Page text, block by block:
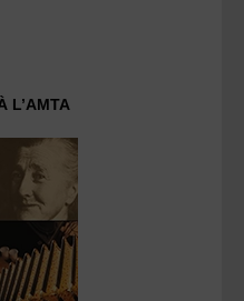
L’AMTA